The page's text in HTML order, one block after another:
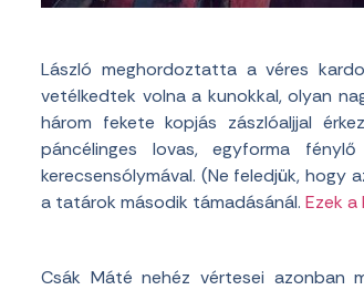
László meghordoztatta a véres
vetélkedtek volna a kunokkal, olyan
három fekete kopjás zászlóaljjal
páncélinges lovas, egyforma
kerecsensólymával. (Ne feledjük,
a tatárok második támadásánál. Ezek
Csák Máté nehéz vértesei azonban